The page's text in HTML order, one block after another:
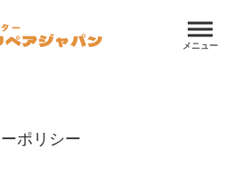
メニュー
ポリシー